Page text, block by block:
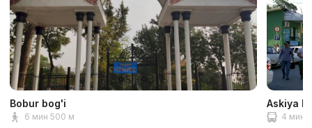
Bobur bog'i
6 мин 500 м
Askiya
4 мин